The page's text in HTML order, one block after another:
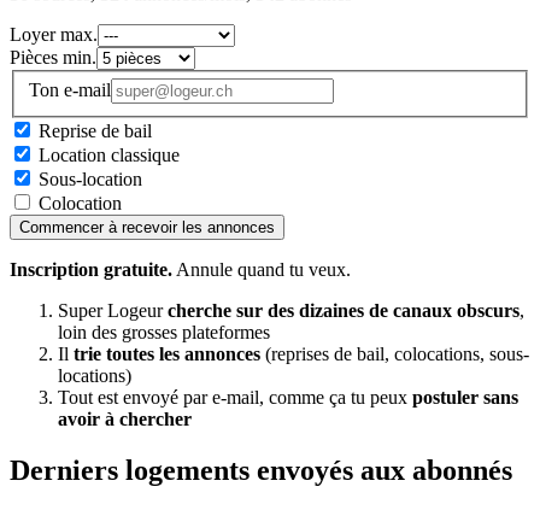
Loyer max.
Pièces min.
Ton e-mail
Reprise de bail
Location classique
Sous-location
Colocation
Commencer à recevoir les annonces
Inscription gratuite. Annule quand tu veux.
Super Logeurcherche sur des dizaines de canaux obscurs,
loin des grosses plateformes
Il trie toutes les annonces (reprises de bail, colocations, sous-
locations)
Tout est envoyé par e-mail, comme ça tu peux postuler sans
avoir à chercher
Derniers logements envoyés aux abonnés